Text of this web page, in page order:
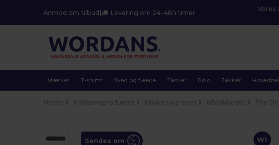
Anmod om tilbud | Levering om 24-48h timer
Vores
Mærker T-shirts Sved og fleece Tasker Polo Jakker
W1
Sendes om